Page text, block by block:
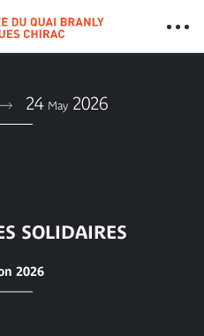
24 May 2026
SOLIDAIRES
2026